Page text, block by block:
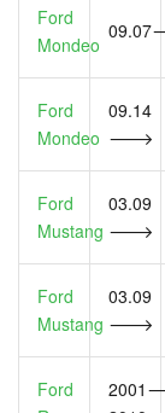
Ford
Mondeo
Ford
Mondeo
09.14
🡒
Ford
Mustang
03.09
🡒
Ford
Mustang
03.09
🡒
Ford